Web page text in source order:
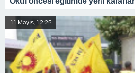
11 Mayıs, 12:25